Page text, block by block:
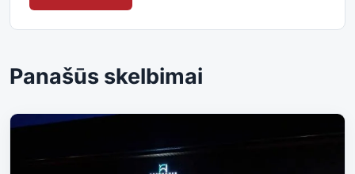
Panašūs skelbimai